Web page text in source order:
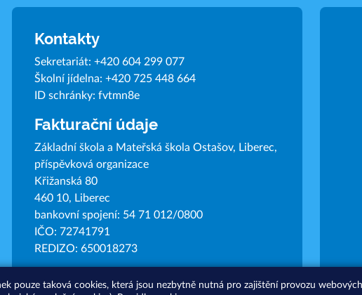
Kontakty
Sekretariát: +420 604 299 077
Školní jídelna: +420 725 448 664
ID schránky: fvtmn8e
Fakturační údaje
Základní škola a Mateřská škola Ostašov, Liberec,
příspěvková organizace
Křižanská 80
460 10, Liberec
bankovní spojení: 54 71 012/0800
IČO: 72741791
REDIZO: 650018273
pouze taková cookies, která jsou nezbytně nutná pro zajištění provozu